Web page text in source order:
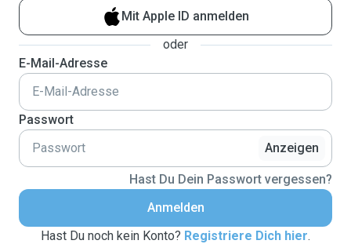
Mit Apple ID anmelden
oder
E-Mail-Adresse
Passwort
Anzeigen
Hast Du Dein Passwort vergessen?
Anmelden
Hast Du noch kein Konto? Registriere Dich hier.